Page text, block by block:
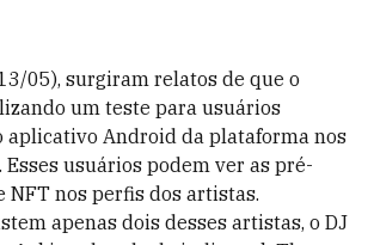
05), surgiram relatos de que o
um teste para usuários
aplicativo Android da plataforma nos
Esses usuários podem ver as pré-
NFT nos perfis dos artistas.
apenas dois desses artistas, o DJ